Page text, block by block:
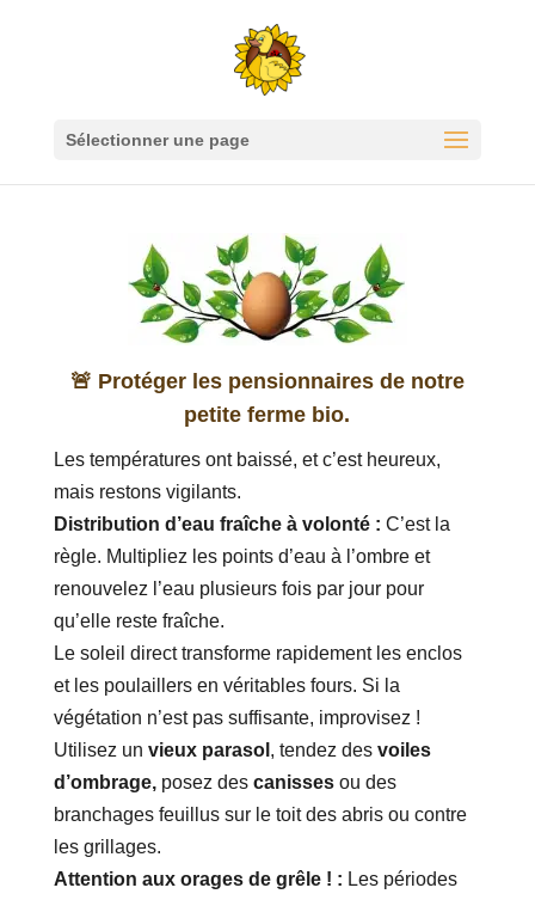
Sélectionner une page
🚨 Protéger les pensionnaires de notre
petite ferme bio.
Les températures ont baissé, et c’est heureux,
mais restons vigilants.
Distribution d’eau fraîche à volonté : C’est la
règle. Multipliez les points d’eau à l’ombre et
renouvelez l’eau plusieurs fois par jour pour
qu’elle reste fraîche.
Le soleil direct transforme rapidement les enclos
et les poulaillers en véritables fours. Si la
végétation n’est pas suffisante, improvisez !
Utilisez un vieux parasol , tendez des voiles
d’ombrage, posez des canissesou des
branchages feuillus sur le toit des abris ou contre
les grillages.
Attention aux orages de grêle ! : Les périodes